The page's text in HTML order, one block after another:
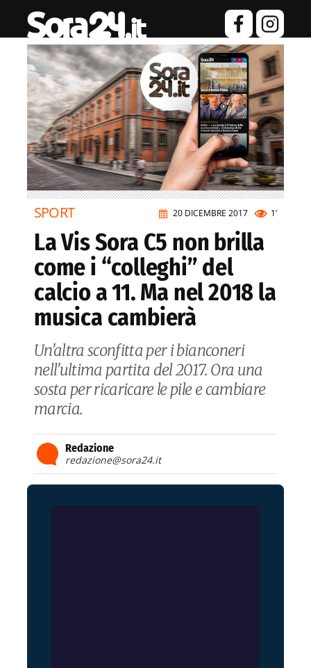
20 DICEMBRE 2017 1’
SPORT
La Vis Sora C5 non brilla
come i “colleghi” del
calcio a 11. Ma nel 2018 la
musica cambierà
Un'altra sconfitta per i bianconeri
nell'ultima partita del 2017. Ora una
sosta per ricaricare le pile e cambiare
marcia.
Redazione
redazione@sora24.it